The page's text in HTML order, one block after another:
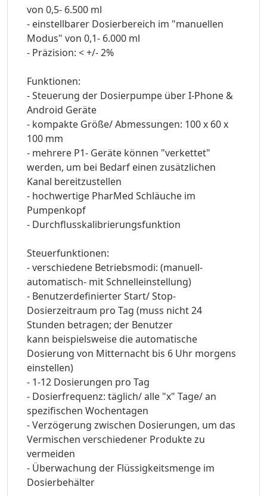
von 0,5- 6.500 ml
- einstellbarer Dosierbereich im "manuellen
Modus" von 0,1- 6.000 ml
- Präzision: < +/- 2%
Funktionen:
- Steuerung der Dosierpumpe über I-Phone &
Android Geräte
- kompakte Größe/ Abmessungen: 100 x 60 x
100 mm
- mehrere P1- Geräte können "verkettet"
werden, um bei Bedarf einen zusätzlichen
Kanal bereitzustellen
- hochwertige PharMed Schläuche im
Pumpenkopf
- Durchflusskalibrierungsfunktion
Steuerfunktionen:
- verschiedene Betriebsmodi: (manuell-
automatisch- mit Schnelleinstellung)
- Benutzerdefinierter Start/ Stop-
Dosierzeitraum pro Tag (muss nicht 24
Stunden betragen; der Benutzer
kann beispielsweise die automatische
Dosierung von Mitternacht bis 6 Uhr morgens
einstellen)
- 1-12 Dosierungen pro Tag
- Dosierfrequenz: täglich/ alle "x" Tage/ an
spezifischen Wochentagen
- Verzögerung zwischen Dosierungen, um das
Vermischen verschiedener Produkte zu
vermeiden
- Überwachung der Flüssigkeitsmenge im
Dosierbehälter